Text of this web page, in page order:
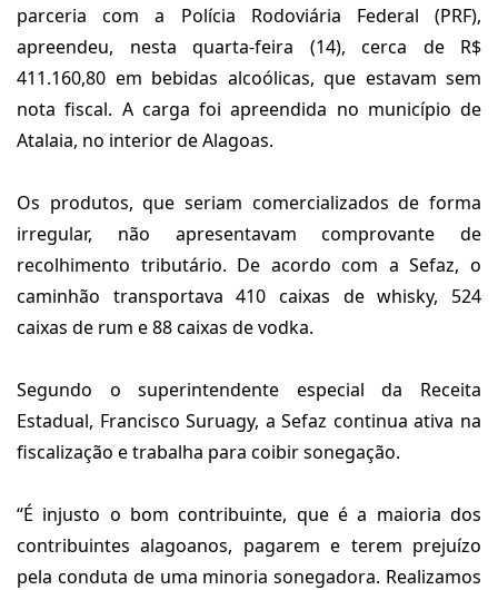
parceria com a Polícia Rodoviária Federal (PRF),
apreendeu, nesta quarta-feira (14), cerca de R$
411.160,80 em bebidas alcoólicas, que estavam sem
nota fiscal. A carga foi apreendida no município de
Atalaia, no interior de Alagoas.
Os produtos, que seriam comercializados de forma
irregular, não apresentavam comprovante de
recolhimento tributário. De acordo com a Sefaz, o
caminhão transportava 410 caixas de whisky, 524
caixas de rum e 88 caixas de vodka.
Segundo o superintendente especial da Receita
Estadual, Francisco Suruagy, a Sefaz continua ativa na
fiscalização e trabalha para coibir sonegação.
“É injusto o bom contribuinte, que é a maioria dos
contribuintes alagoanos, pagarem e terem prejuízo
pela conduta de uma minoria sonegadora. Realizamos